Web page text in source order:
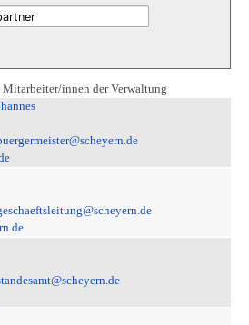
Mitarbeiter/innen der Verwaltung